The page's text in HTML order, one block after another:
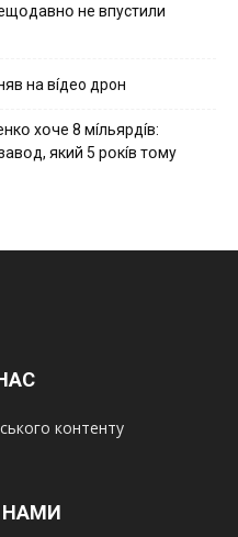
нe впycтили
на вíдео дрон
xօчe 8 мíльяpдíв:
який 5 pօкíв тօмy
контенту
НАМИ